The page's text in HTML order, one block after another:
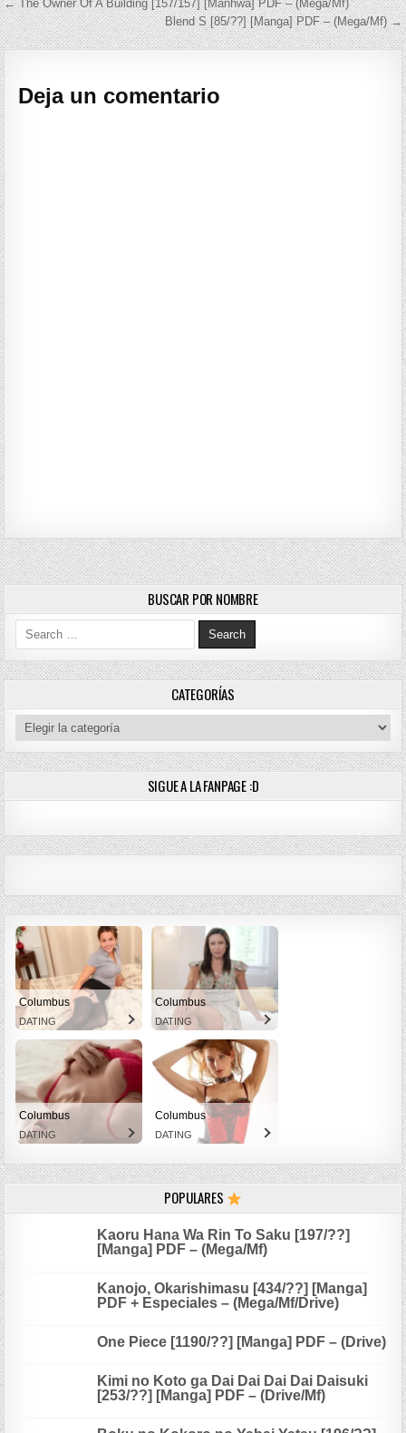
Navegación de entradas
← The Owner Of A Building [157/157] [Manhwa] PDF – (Mega/Mf)
Blend S [85/??] [Manga] PDF – (Mega/Mf) →
Deja un comentario
BUSCAR POR NOMBRE
Search for:
CATEGORÍAS
Categorías
SIGUE A LA FANPAGE :D
Columbus
DATING
Columbus
DATING
Columbus
DATING
Columbus
DATING
POPULARES
Kaoru Hana Wa Rin To Saku [197/??]
[Manga] PDF – (Mega/Mf)
Kanojo, Okarishimasu [434/??] [Manga]
PDF + Especiales – (Mega/Mf/Drive)
One Piece [1190/??] [Manga] PDF – (Drive)
Kimi no Koto ga Dai Dai Dai Dai Daisuki
[253/??] [Manga] PDF – (Drive/Mf)